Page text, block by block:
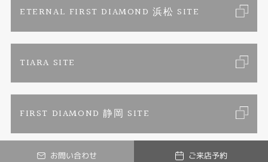
お問い合わせ ご来店予約
Savon de Bijoux
Savon de Bijoux化粧石鹸
Loose stone Search
Mark Hiroshi Willis
ペンを拾うお姉さん
特定商取引に関する表記
ETERNAL FIRST DIAMOND 浜松 SITE
TIARA SITE
FIRST DIAMOND 静岡 SITE
© LUCIR-K ONLINE JEWELRY SHOP